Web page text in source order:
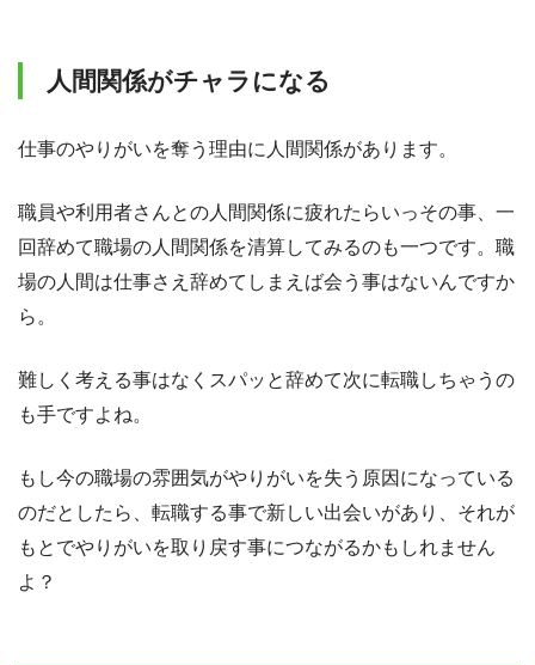
人間関係がチャラになる
仕事のやりがいを奪う理由に人間関係があります。
職員や利用者さんとの人間関係に疲れたらいっその事、一
回辞めて職場の人間関係を清算してみるのも一つです。職
場の人間は仕事さえ辞めてしまえば会う事はないんですか
ら。
難しく考える事はなくスパッと辞めて次に転職しちゃうの
も手ですよね。
もし今の職場の雰囲気がやりがいを失う原因になっている
のだとしたら、転職する事で新しい出会いがあり、それが
もとでやりがいを取り戻す事につながるかもしれません
よ？